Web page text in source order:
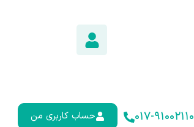
۰۱۷-۹۱۰۰۲۱۱۰ حساب کاربری من